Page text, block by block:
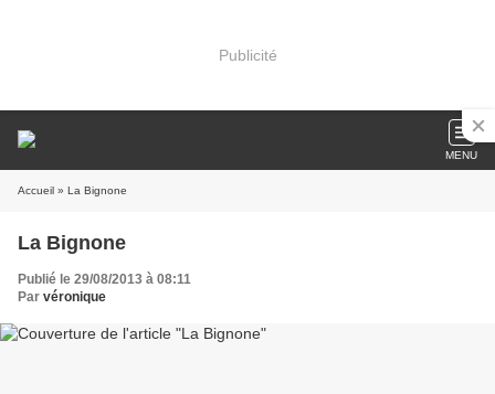
Publicité
MENU
Accueil » La Bignone
La Bignone
Publié le 29/08/2013 à 08:11
Par véronique